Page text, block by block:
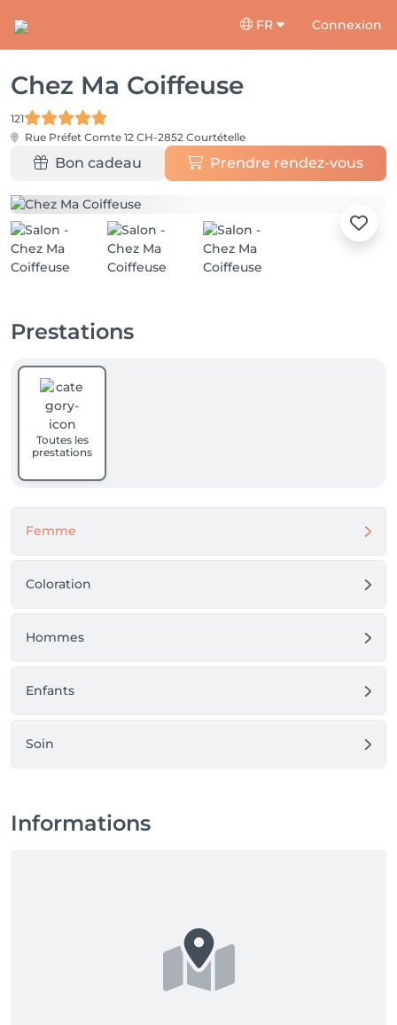
FR Connexion
Chez Ma Coiffeuse
121
Rue Préfet Comte 12 CH-2852 Courtételle
Bon cadeau Prendre rendez-vous
Prestations
Toutes les
prestations
Femme
Coloration
Hommes
Enfants
Soin
Informations